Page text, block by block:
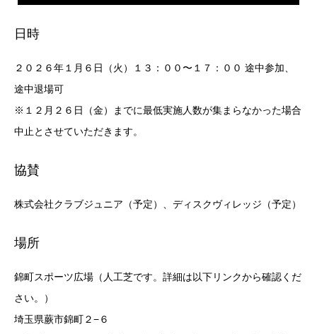
日時
２０２６年１月６日（火）１３：００〜１７：００ 途中参加、
途中退場可
※１２月２６日（金）までに最低実施人数が集まらなかった場合
中止とさせていただきます。
協賛
株式会社クラブジュニア（予定）、ディスクヴィレッジ（予定）
場所
錦町スポーツ広場（人工芝です。詳細は以下リンクから確認くだ
さい。）
埼玉県蕨市錦町２−６